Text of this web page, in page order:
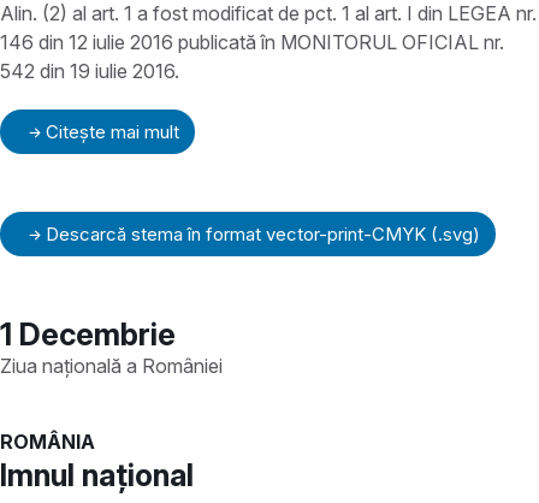
Alin. (2) al art. 1 a fost modificat de pct. 1 al art. I din LEGEA nr.
146 din 12 iulie 2016 publicată în MONITORUL OFICIAL nr.
542 din 19 iulie 2016.
Citește mai mult
Descarcă stema în format vector-print-CMYK (.svg)
1 Decembrie
Ziua națională a României
ROMÂNIA
Imnul național